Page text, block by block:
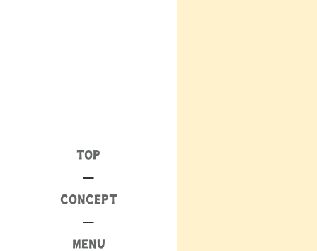
TOP
CONCEPT
MENU